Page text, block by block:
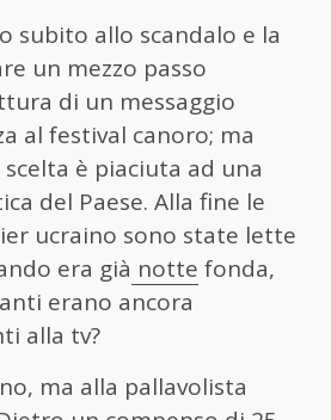
subito allo scandalo e la
un mezzo passo
di un messaggio
al festival canoro; ma
è piaciuta ad una
del Paese. Alla fine le
ucraino sono state lette
era già notte fonda,
erano ancora
alla tv?
ma alla pallavolista